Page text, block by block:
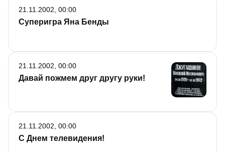
Суперигра Яна Бенды
21.11.2002, 00:00
Давай пожмем друг другу руки!
21.11.2002, 00:00
С Днем телевидения!
21.11.2002, 00:00